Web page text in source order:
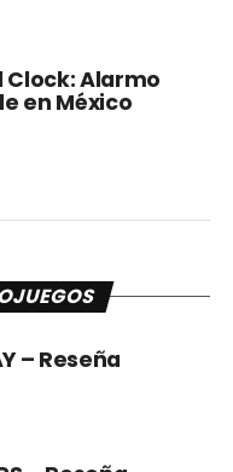
Clock: Alarmo
en México
– Reseña